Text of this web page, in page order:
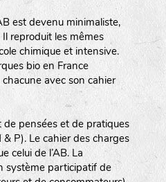
(en haut à gauche)
de nuit)
est devenu minimaliste,
reproduit les mêmes
chimique et intensive.
bio en France
avec son cahier
de pensées et de pratiques
P). Le cahier des charges
celui de l’AB. La
système participatif de